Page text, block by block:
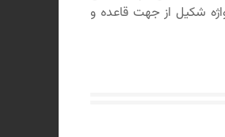
شکیل از جهت قاعده و